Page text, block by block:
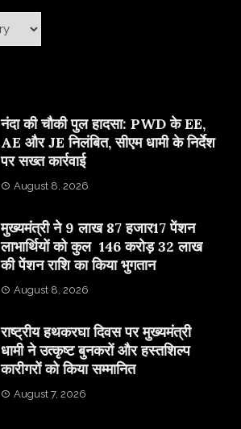
नंदा की चौकी पुल हादसा: PWD के EE,
AE और JE निलंबित, सीएम धामी के निर्देश
पर सख्त कार्रवाई
August 8, 2026
मुख्यमंत्री ने 9 लाख 87 हजार17 पेंशन
लाभार्थियों को कुल 146 करोड़ 32 लाख
की पेंशन राशि का किया भुगतान
August 8, 2026
राष्ट्रीय हथकरघा दिवस पर मुख्यमंत्री
धामी ने उत्कृष्ट बुनकरों और हस्तशिल्प
कारीगरों को किया सम्मानित
August 7, 2026